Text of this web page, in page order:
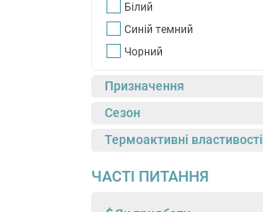
Білий
Синій темний
Чорний
Призначення
Сезон
Термоактивні властивості
ЧАСТІ ПИТАННЯ